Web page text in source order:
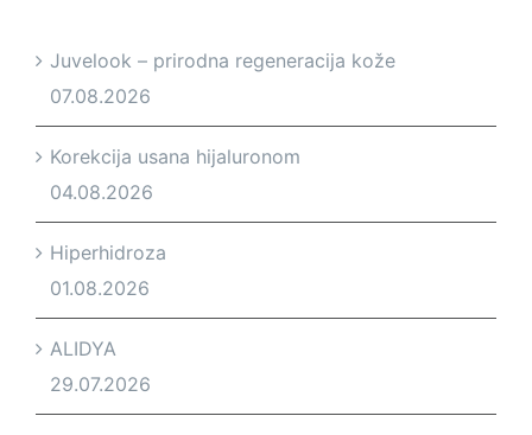
Juvelook – prirodna regeneracija kože
07.08.2026
Korekcija usana hijaluronom
04.08.2026
Hiperhidroza
01.08.2026
ALIDYA
29.07.2026